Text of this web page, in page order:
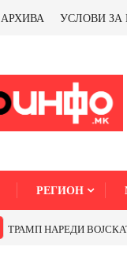
АРХИВА УСЛОВИ ЗА
РЕГИОН
ТРАМП НАРЕДИ